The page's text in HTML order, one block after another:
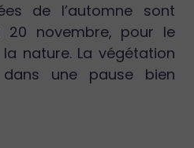
de l’automne sont
20 novembre, pour le
nature. La végétation
une pause bien